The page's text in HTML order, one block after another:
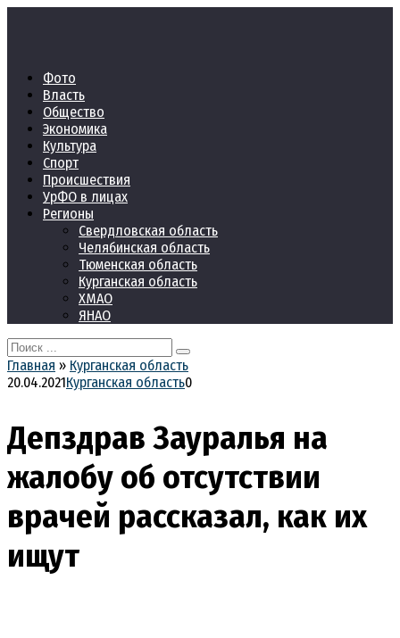
Фото
Власть
Общество
Экономика
Культура
Спорт
Происшествия
УрФО в лицах
Регионы
Свердловская область
Челябинская область
Тюменская область
Курганская область
ХМАО
ЯНАО
Search
for:
Главная » Курганская область
20.04.2021Курганская область0
Депздрав Зауралья на
жалобу об отсутствии
врачей рассказал, как их
ищут